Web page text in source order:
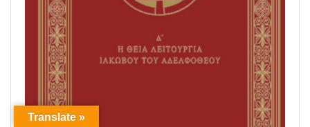
Translate »